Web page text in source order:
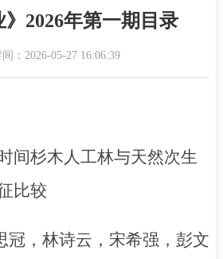
》2026年第一期目录
：2026-05-27 16:06:39
间杉木人工林与天然次生
比较
冠，林诗云，宋希强，彭文